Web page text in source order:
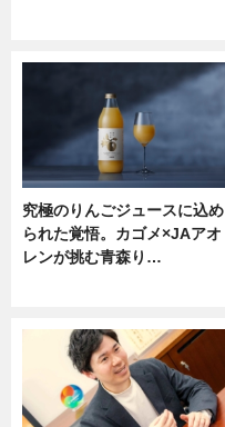
究極のりんごジュースに込め
られた覚悟。カゴメ×JAアオ
レンが挑む青森り…